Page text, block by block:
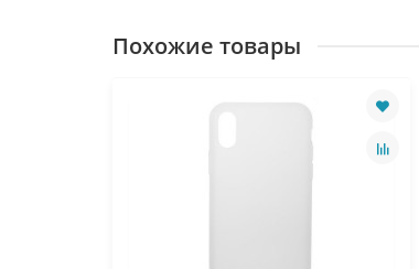
Похожие товары